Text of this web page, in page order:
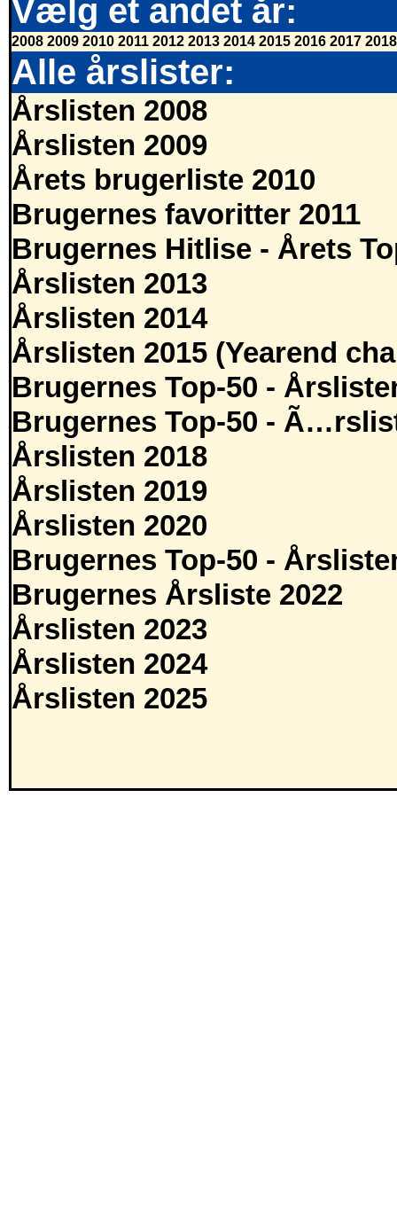
Vælg et andet år:
2008 2009 2010 2011 2012 2013 2014 2015 2016 2017 2018
Alle årslister:
Årslisten 2008
Årslisten 2009
Årets brugerliste 2010
Brugernes favoritter 2011
Brugernes Hitlise - Årets
Årslisten 2013
Årslisten 2014
Årslisten 2015 (Yearend
Brugernes Top-50 -
Brugernes Top-50 -
Årslisten 2018
Årslisten 2019
Årslisten 2020
Brugernes Top-50 -
Brugernes Årsliste 2022
Årslisten 2023
Årslisten 2024
Årslisten 2025